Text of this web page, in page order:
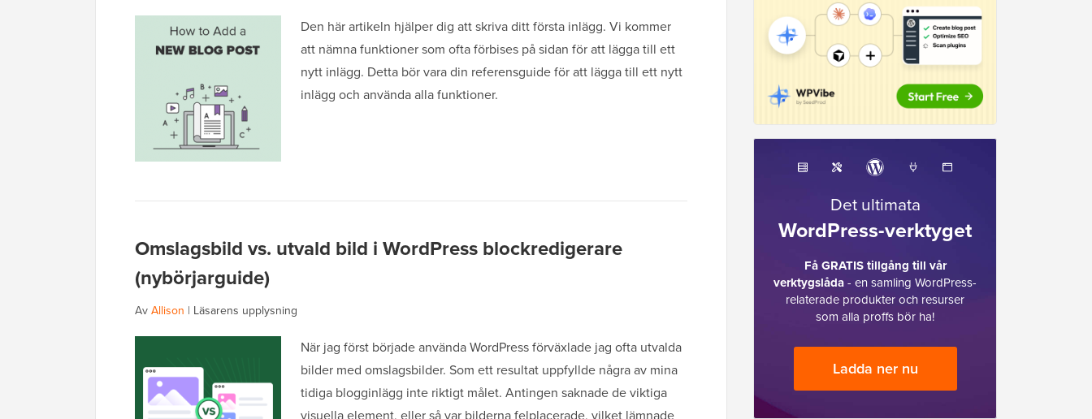
Den här artikeln hjälper dig att skriva ditt första inlägg. Vi kommer
att nämna funktioner som ofta förbises på sidan för att lägga till ett
nytt inlägg. Detta bör vara din referensguide för att lägga till ett nytt
inlägg och använda alla funktioner.
Omslagsbild vs. utvald bild i WordPress blockredigerare
(nybörjarguide)
AvAllison | Läsarens upplysning
När jag först började använda WordPress förväxlade jag ofta utvalda
bilder med omslagsbilder. Som ett resultat uppfyllde några av mina
tidiga blogginlägg inte riktigt målet. Antingen saknade de viktiga
Det ultimata
WordPress-verktyget
Få GRATIS tillgång till vår
verktygslåda- en samling WordPress-
relaterade produkter och resurser
som alla proffs bör ha!
Ladda ner nu